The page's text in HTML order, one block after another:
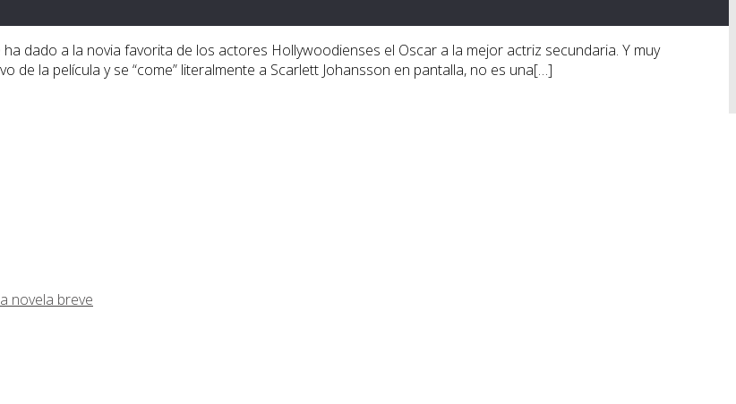
ha dado a la novia favorita de los actores Hollywoodienses el Oscar a la mejor actriz secundaria. Y muy
la película y se “come” literalmente a Scarlett Johansson en pantalla, no es una[…]
novela breve